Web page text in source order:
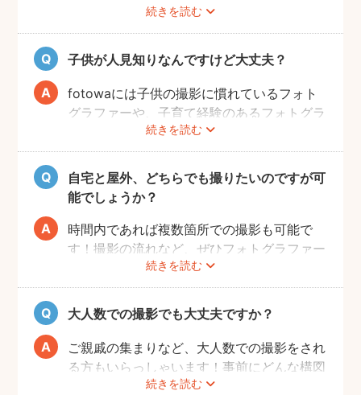
続きを読む
ご家族みなさんが撮りやすい場所をご指定い
ただければと思います。
子供が人見知りなんですけど大丈夫？
続きを読む
fotowaには子供の撮影に慣れているフォト
グラファーや、子育て経験のあるフォトグラ
ファーがたくさんいます！お子様のペースに
合わせて撮影をするので、人見知りのお子様
でも自然な表情を引き出してくれます。
自宅と屋外、どちらでも撮りたいのですが可
能でしょうか？
続きを読む
時間内であれば複数箇所での撮影も可能で
す！撮影の流れなど、ぜひフォトグラファー
に相談してみてください。
大人数での撮影でも大丈夫ですか？
続きを読む
ご親戚の集まりなど、大人数での撮影をされ
る方もいらっしゃいます！事前にどんな構図
で撮りたいのかなどフォトグラファーとすり